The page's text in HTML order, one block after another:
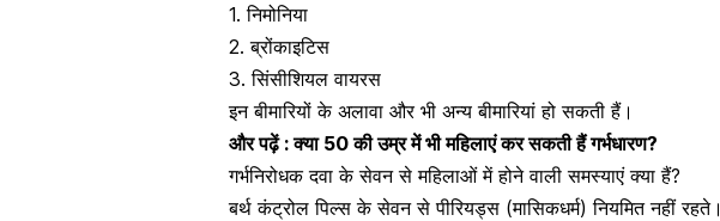
1. निमोनिया
2. ब्रोंकाइटिस
3. सिंसीशियलवायरस
इन बीमारियों के अलावा और भी अन्य बीमारियां हो सकती हैं।
और पढ़ें :क्या 50 की उम्र में भी महिलाएं कर सकती हैं गर्भधारण?
गर्भनिरोधक दवा के सेवन से महिलाओं में होने वाली समस्याएं क्या हैं?
बर्थ कंट्रोल पिल्स के सेवन सेपीरियड्स (मासिकधर्म) नियमित नहीं रहते।